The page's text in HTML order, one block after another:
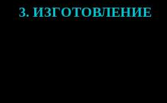
3. ИЗГОТОВЛЕНИЕ
Оплатите заказ банковской
оплаты получите
описанием заказа. Когда